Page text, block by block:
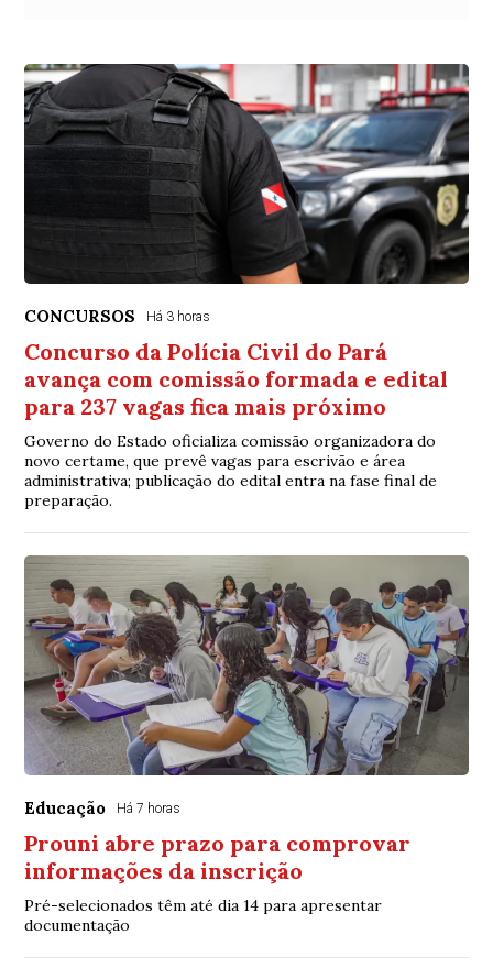
CONCURSOS Há 3 horas
Concurso da Polícia Civil do Pará
avança com comissão formada e edital
para 237 vagas fica mais próximo
Governo do Estado oficializa comissão organizadora do
novo certame, que prevê vagas para escrivão e área
administrativa; publicação do edital entra na fase final de
preparação.
Educação Há 7 horas
Prouni abre prazo para comprovar
informações da inscrição
Pré-selecionados têm até dia 14 para apresentar
documentação